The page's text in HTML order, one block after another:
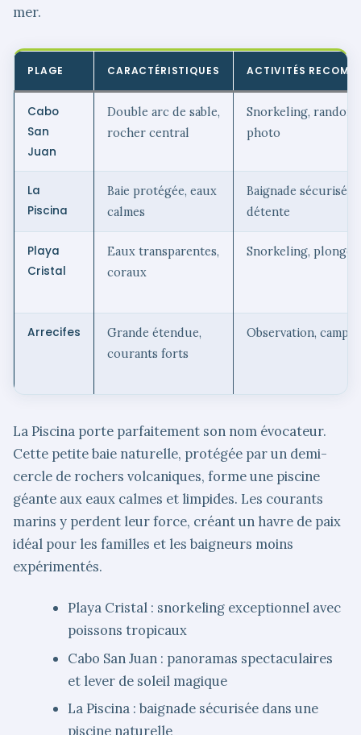
mer.
PLAGE CARACTÉRISTIQUES ACTIVITÉS
Cabo
San
Juan
Double arc de sable,
rocher central
Snorkeling,
photo
La
Piscina
Baie protégée, eaux
calmes
Baignade sécurisée,
détente
Playa
Cristal
Eaux transparentes,
coraux
Snorkeling,
Arrecifes
Grande étendue,
courants forts
Observation,
La Piscina porte parfaitement son nom évocateur.
Cette petite baie naturelle, protégée par un demi-
cercle de rochers volcaniques, forme une piscine
géante aux eaux calmes et limpides. Les courants
marins y perdent leur force, créant un havre de paix
idéal pour les familles et les baigneurs moins
expérimentés.
Playa Cristal : snorkeling exceptionnel avec
poissons tropicaux
Cabo San Juan : panoramas spectaculaires
et lever de soleil magique
La Piscina : baignade sécurisée dans une
piscine naturelle